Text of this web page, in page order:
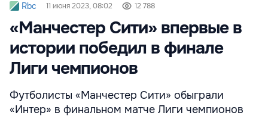
Rbc 11 июня 2023, 08:02 12 788
«Манчестер Сити» впервые в
истории победил в финале
Лиги чемпионов
Футболисты «Манчестер Сити» обыграли
«Интер» в финальном матче Лиги чемпионов